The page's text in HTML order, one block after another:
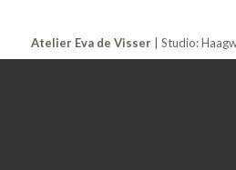
Atelier Eva de Visser| Studio:
Netherlands